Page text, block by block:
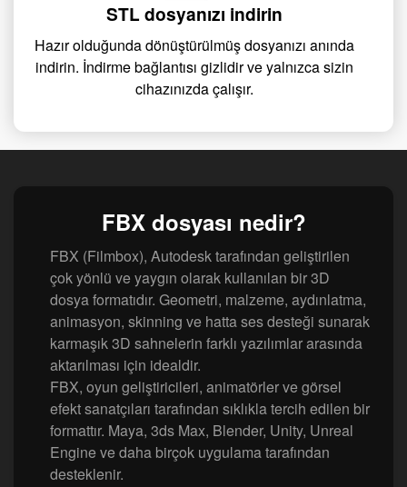
STL dosyanızı indirin
Hazır olduğunda dönüştürülmüş dosyanızı anında
indirin. İndirme bağlantısı gizlidir ve yalnızca sizin
cihazınızda çalışır.
FBX dosyası nedir?
FBX (Filmbox), Autodesk tarafından geliştirilen
çok yönlü ve yaygın olarak kullanılan bir 3D
dosya formatıdır. Geometri, malzeme, aydınlatma,
animasyon, skinning ve hatta ses desteği sunarak
karmaşık 3D sahnelerin farklı yazılımlar arasında
aktarılması için idealdir.
FBX, oyun geliştiricileri, animatörler ve görsel
efekt sanatçıları tarafından sıklıkla tercih edilen bir
formattır. Maya, 3ds Max, Blender, Unity, Unreal
Engine ve daha birçok uygulama tarafından
desteklenir.